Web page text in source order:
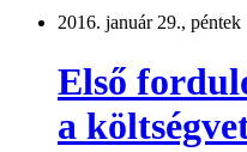
2016. január 29., péntek
Első
a